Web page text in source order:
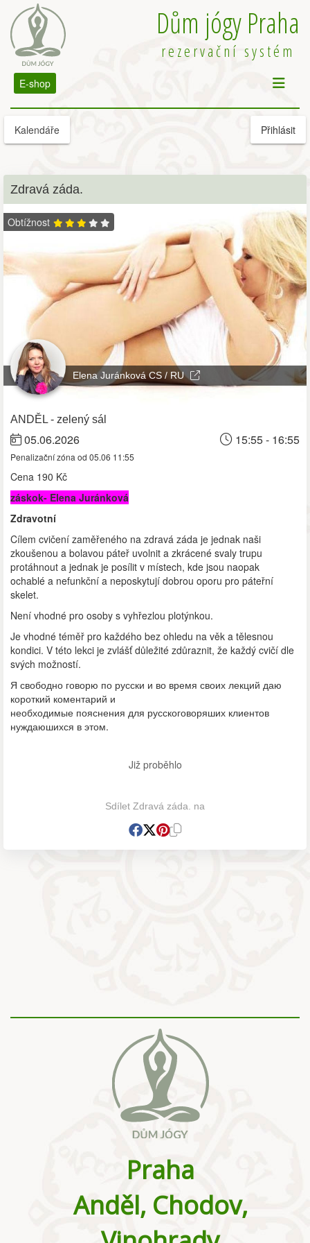
Dům jógy Praha
rezervační systém
E-shop
Kalendáře Přihlásit
Zdravá záda.
Obtížnost
Elena Juránková CS / RU
ANDĚL - zelený sál
05.06.2026 15:55 - 16:55
Penalizační zóna od 05.06 11:55
Cena 190 Kč
záskok- Elena Juránková
Zdravotní
Cílem cvičení zaměřeného na zdravá záda je jednak naši
zkoušenou a bolavou páteř uvolnit a zkrácené svaly trupu
protáhnout a jednak je posílit v místech, kde jsou naopak
ochablé a nefunkční a neposkytují dobrou oporu pro páteřní
skelet.
Není vhodné pro osoby s vyhřezlou plotýnkou.
Je vhodné téměř pro každého bez ohledu na věk a tělesnou
kondici. V této lekci je zvlášť důležité zdůraznit, že každý cvičí dle
svých možností.
Я свободно говорю по русски и во время своих лекций даю
короткий коментарий и
необходимые пояснения для русскоговоряших клиентов
нуждаюшихся в этом.
Již proběhlo
Sdílet Zdravá záda. na
Praha
Anděl, Chodov,